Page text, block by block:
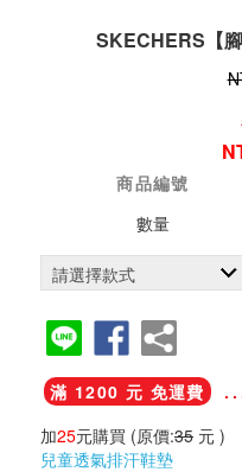
SKECHERS【
商品編號
數量
滿 1200 元 免運費
加25元購買 (原價:35 元 )
兒童透氣排汗鞋墊